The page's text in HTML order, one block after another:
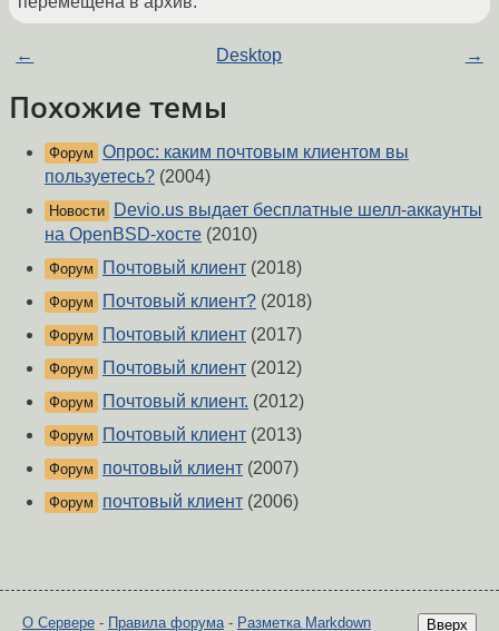
← Desktop →
Похожие темы
Форум Опрос: каким почтовым клиентом вы
пользуетесь? (2004)
Новости
Devio.us выдает бесплатные шелл-аккаунты
на OpenBSD-хосте (2010)
Форум Почтовый клиент (2018)
Форум Почтовый клиент? (2018)
Форум Почтовый клиент (2017)
Форум Почтовый клиент (2012)
Форум Почтовый клиент. (2012)
Форум Почтовый клиент (2013)
Форум почтовый клиент (2007)
Форум почтовый клиент (2006)
Вверх
О Сервере - Правила форума - Разметка Markdown